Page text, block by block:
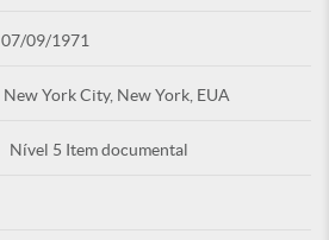
07/09/1971
New York City, New York, EUA
Nível 5 Item documental